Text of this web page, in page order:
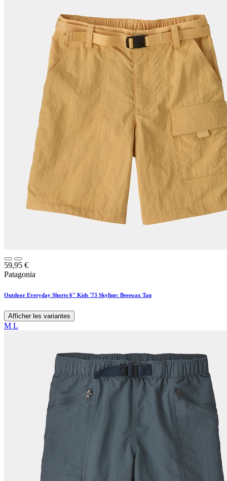
59,95 €
Patagonia
Outdoor Everyday Shorts 6" Kids '73 Skyline: Beeswax Tan
Afficher les variantes
M L